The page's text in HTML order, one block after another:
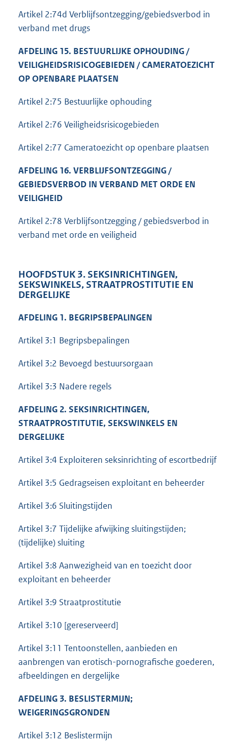
Artikel 2:74d Verblijfsontzegging/gebiedsverbod in
verband met drugs
AFDELING 15. BESTUURLIJKE OPHOUDING /
VEILIGHEIDSRISICOGEBIEDEN / CAMERATOEZICHT
OP OPENBARE PLAATSEN
Artikel 2:75 Bestuurlijke ophouding
Artikel 2:76 Veiligheidsrisicogebieden
Artikel 2:77 Cameratoezicht op openbare plaatsen
AFDELING 16. VERBLIJFSONTZEGGING /
GEBIEDSVERBOD IN VERBAND MET ORDE EN
VEILIGHEID
Artikel 2:78 Verblijfsontzegging / gebiedsverbod in
verband met orde en veiligheid
HOOFDSTUK 3. SEKSINRICHTINGEN,
SEKSWINKELS, STRAATPROSTITUTIE EN
DERGELIJKE
AFDELING 1. BEGRIPSBEPALINGEN
Artikel 3:1 Begripsbepalingen
Artikel 3:2 Bevoegd bestuursorgaan
Artikel 3:3 Nadere regels
AFDELING 2. SEKSINRICHTINGEN,
STRAATPROSTITUTIE, SEKSWINKELS EN
DERGELIJKE
Artikel 3:4 Exploiteren seksinrichting of escortbedrijf
Artikel 3:5 Gedragseisen exploitant en beheerder
Artikel 3:6 Sluitingstijden
Artikel 3:7 Tijdelijke afwijking sluitingstijden;
(tijdelijke) sluiting
Artikel 3:8 Aanwezigheid van en toezicht door
exploitant en beheerder
Artikel 3:9 Straatprostitutie
Artikel 3:10 [gereserveerd]
Artikel 3:11 Tentoonstellen, aanbieden en
aanbrengen van erotisch-pornografische goederen,
afbeeldingen en dergelijke
AFDELING 3. BESLISTERMIJN;
WEIGERINGSGRONDEN
Artikel 3:12 Beslistermijn